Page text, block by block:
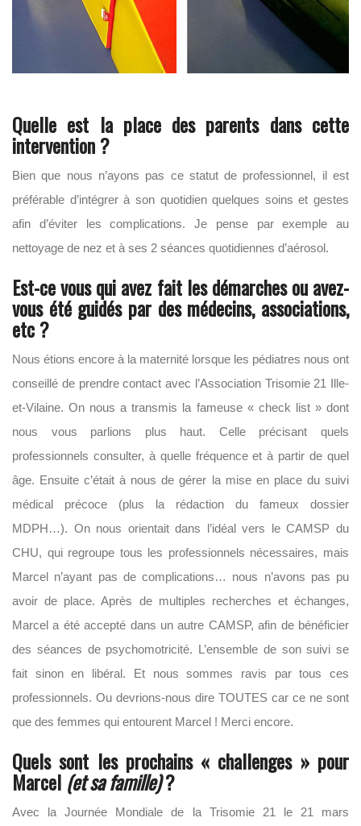
Quelle est la place des parents dans cette
intervention ?
Bien que nous n’ayons pas ce statut de professionnel, il est
préférable d’intégrer à son quotidien quelques soins et gestes
afin d’éviter les complications. Je pense par exemple au
nettoyage de nez et à ses 2 séances quotidiennes d’aérosol.
Est-ce vous qui avez fait les démarches ou avez-
vous été guidés par des médecins, associations,
etc ?
Nous étions encore à la maternité lorsque les pédiatres nous ont
conseillé de prendre contact avec l’Association Trisomie 21 Ille-
et-Vilaine. On nous a transmis la fameuse « check list » dont
nous vous parlions plus haut. Celle précisant quels
professionnels consulter, à quelle fréquence et à partir de quel
âge. Ensuite c’était à nous de gérer la mise en place du suivi
médical précoce (plus la rédaction du fameux dossier
MDPH…). On nous orientait dans l’idéal vers le CAMSP du
CHU, qui regroupe tous les professionnels nécessaires, mais
Marcel n’ayant pas de complications… nous n’avons pas pu
avoir de place. Après de multiples recherches et échanges,
Marcel a été accepté dans un autre CAMSP, afin de bénéficier
des séances de psychomotricité. L’ensemble de son suivi se
fait sinon en libéral. Et nous sommes ravis par tous ces
professionnels. Ou devrions-nous dire TOUTES car ce ne sont
que des femmes qui entourent Marcel ! Merci encore.
Quels sont les prochains « challenges » pour
Marcel (et sa famille)?
Avec la Journée Mondiale de la Trisomie 21 le 21 mars